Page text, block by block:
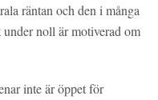
räntan och den i många
noll är motiverad om
inte är öppet för